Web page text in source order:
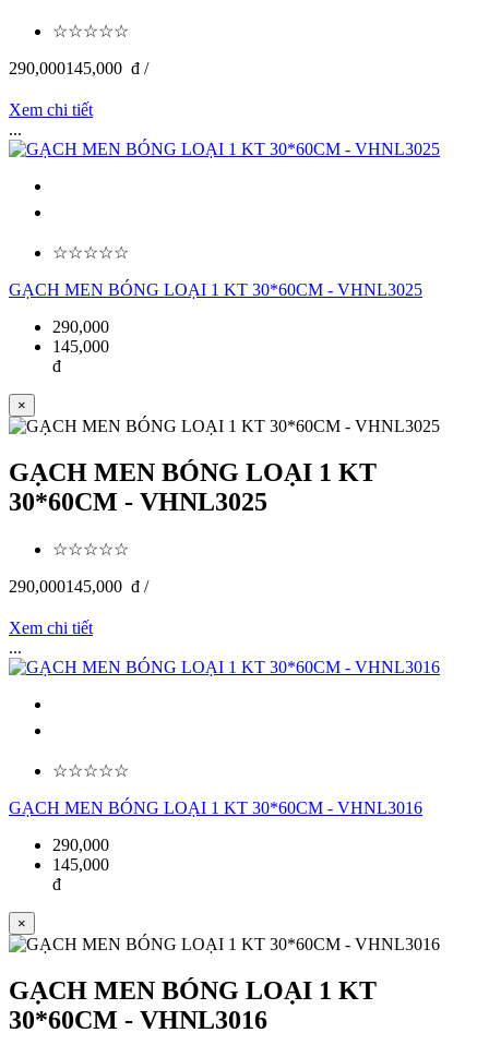
☆☆☆☆☆
290,000145,000 đ /
Xem chi tiết
...
☆☆☆☆☆
GẠCH MEN BÓNG LOẠI 1 KT 30*60CM - VHNL3025
290,000
145,000
đ
×
GẠCH MEN BÓNG LOẠI 1 KT
30*60CM - VHNL3025
☆☆☆☆☆
290,000145,000 đ /
Xem chi tiết
...
☆☆☆☆☆
GẠCH MEN BÓNG LOẠI 1 KT 30*60CM - VHNL3016
290,000
145,000
đ
×
GẠCH MEN BÓNG LOẠI 1 KT
30*60CM - VHNL3016